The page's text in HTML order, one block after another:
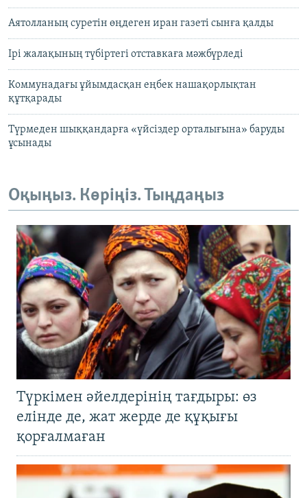
Аятолланың суретін өңдеген иран газеті сынға қалды
Ірі жалақының түбіртегі отставкаға мәжбүрледі
Коммунадағы ұйымдасқан еңбек нашақорлықтан
құтқарады
Түрмеден шыққандарға «үйсіздер орталығына» баруды
ұсынады
Оқыңыз. Көріңіз. Тыңдаңыз
Түркімен әйелдерінің тағдыры: өз
елінде де, жат жерде де құқығы
қорғалмаған